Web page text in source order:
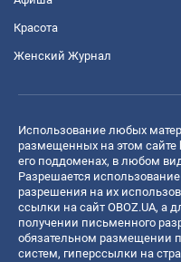
Красота
Женский Журнал
Использование любых
размещенных на этом сайте
его поддоменах, в любом
Разрешается
разрешения на их
ссылки на сайт OBOZ.UA, а
получении письменного
обязательном размещении
систем, гиперссылки на